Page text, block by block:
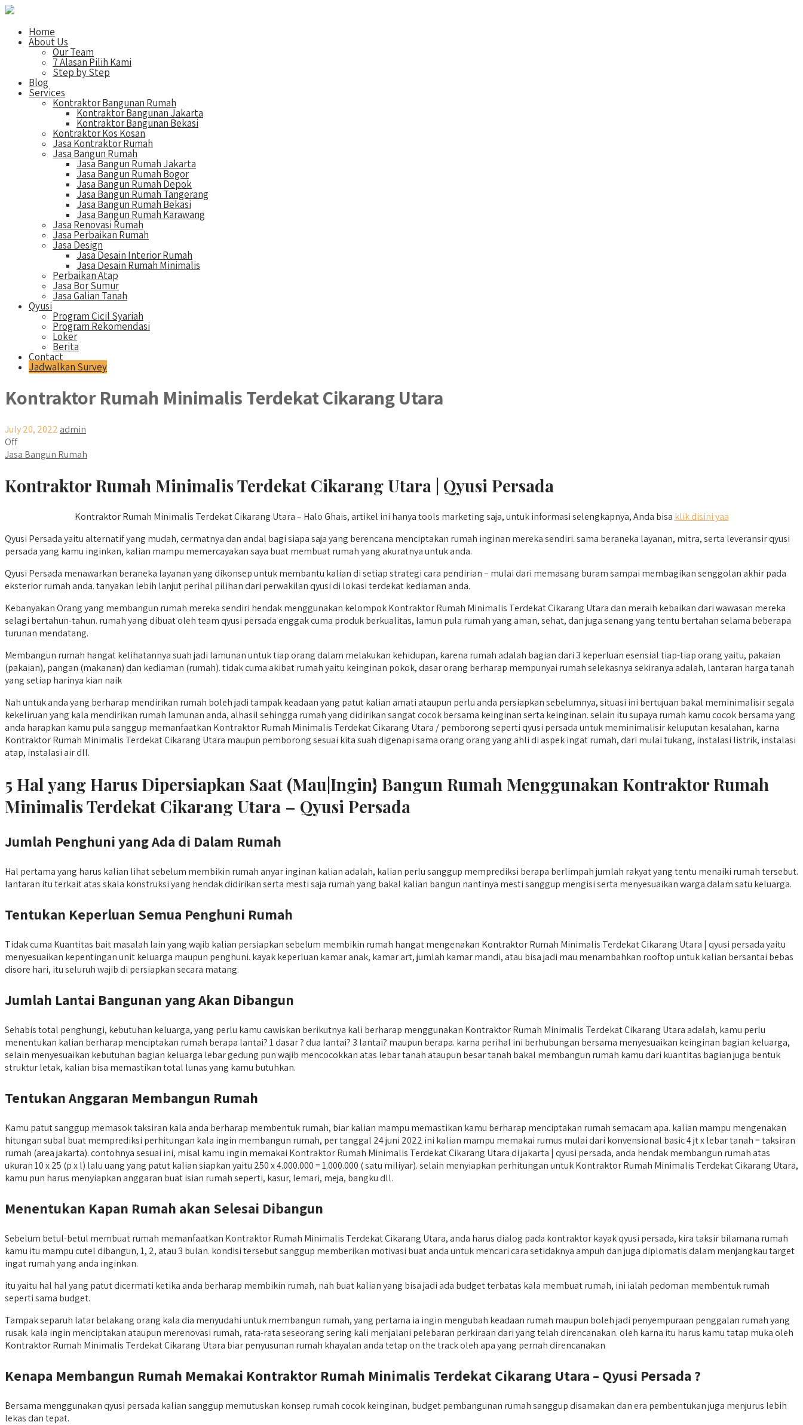
Home
About Us
Our Team
7 Alasan Pilih Kami
Step by Step
Blog
Services
Kontraktor Bangunan Rumah
Kontraktor Bangunan Jakarta
Kontraktor Bangunan Bekasi
Kontraktor Kos Kosan
Jasa Kontraktor Rumah
Jasa Bangun Rumah
Jasa Bangun Rumah Jakarta
Jasa Bangun Rumah Bogor
Jasa Bangun Rumah Depok
Jasa Bangun Rumah Tangerang
Jasa Bangun Rumah Bekasi
Jasa Bangun Rumah Karawang
Jasa Renovasi Rumah
Jasa Perbaikan Rumah
Jasa Design
Jasa Desain Interior Rumah
Jasa Desain Rumah Minimalis
Perbaikan Atap
Jasa Bor Sumur
Jasa Galian Tanah
Qyusi
Program Cicil Syariah
Program Rekomendasi
Loker
Berita
Contact
Jadwalkan Survey
Kontraktor Rumah Minimalis Terdekat Cikarang Utara
July 20, 2022 admin
Off
Jasa Bangun Rumah
Kontraktor Rumah Minimalis Terdekat Cikarang Utara | Qyusi Persada
Kontraktor Rumah Minimalis Terdekat Cikarang Utara – Halo Ghais, artikel ini hanya tools marketing saja, untuk informasi selengkapnya, Anda bisa klik disini yaa
Qyusi Persada yaitu alternatif yang mudah, cermatnya dan andal bagi siapa saja yang berencana menciptakan rumah inginan mereka sendiri. sama beraneka layanan, mitra, serta leveransir qyusi
persada yang kamu inginkan, kalian mampu memercayakan saya buat membuat rumah yang akuratnya untuk anda.
Qyusi Persada menawarkan beraneka layanan yang dikonsep untuk membantu kalian di setiap strategi cara pendirian – mulai dari memasang buram sampai membagikan senggolan akhir pada
eksterior rumah anda. tanyakan lebih lanjut perihal pilihan dari perwakilan qyusi di lokasi terdekat kediaman anda.
Kebanyakan Orang yang membangun rumah mereka sendiri hendak menggunakan kelompok Kontraktor Rumah Minimalis Terdekat Cikarang Utara dan meraih kebaikan dari wawasan mereka
selagi bertahun-tahun. rumah yang dibuat oleh team qyusi persada enggak cuma produk berkualitas, lamun pula rumah yang aman, sehat, dan juga senang yang tentu bertahan selama beberapa
turunan mendatang.
Membangun rumah hangat kelihatannya suah jadi lamunan untuk tiap orang dalam melakukan kehidupan, karena rumah adalah bagian dari 3 keperluan esensial tiap-tiap orang yaitu, pakaian
(pakaian), pangan (makanan) dan kediaman (rumah). tidak cuma akibat rumah yaitu keinginan pokok, dasar orang berharap mempunyai rumah selekasnya sekiranya adalah, lantaran harga tanah
yang setiap harinya kian naik
Nah untuk anda yang berharap mendirikan rumah boleh jadi tampak keadaan yang patut kalian amati ataupun perlu anda persiapkan sebelumnya, situasi ini bertujuan bakal meminimalisir segala
kekeliruan yang kala mendirikan rumah lamunan anda, alhasil sehingga rumah yang didirikan sangat cocok bersama keinginan serta keinginan. selain itu supaya rumah kamu cocok bersama yang
anda harapkan kamu pula sanggup memanfaatkan Kontraktor Rumah Minimalis Terdekat Cikarang Utara / pemborong seperti qyusi persada untuk meminimalisir keluputan kesalahan, karna
Kontraktor Rumah Minimalis Terdekat Cikarang Utara maupun pemborong sesuai kita suah digenapi sama orang orang yang ahli di aspek ingat rumah, dari mulai tukang, instalasi listrik, instalasi
atap, instalasi air dll.
5 Hal yang Harus Dipersiapkan Saat (Mau|Ingin} Bangun Rumah Menggunakan Kontraktor Rumah
Minimalis Terdekat Cikarang Utara – Qyusi Persada
Jumlah Penghuni yang Ada di Dalam Rumah
Hal pertama yang harus kalian lihat sebelum membikin rumah anyar inginan kalian adalah, kalian perlu sanggup memprediksi berapa berlimpah jumlah rakyat yang tentu menaiki rumah tersebut.
lantaran itu terkait atas skala konstruksi yang hendak didirikan serta mesti saja rumah yang bakal kalian bangun nantinya mesti sanggup mengisi serta menyesuaikan warga dalam satu keluarga.
Tentukan Keperluan Semua Penghuni Rumah
Tidak cuma Kuantitas bait masalah lain yang wajib kalian persiapkan sebelum membikin rumah hangat mengenakan Kontraktor Rumah Minimalis Terdekat Cikarang Utara | qyusi persada yaitu
menyesuaikan kepentingan unit keluarga maupun penghuni. kayak keperluan kamar anak, kamar art, jumlah kamar mandi, atau bisa jadi mau menambahkan rooftop untuk kalian bersantai bebas
disore hari, itu seluruh wajib di persiapkan secara matang.
Jumlah Lantai Bangunan yang Akan Dibangun
Sehabis total penghungi, kebutuhan keluarga, yang perlu kamu cawiskan berikutnya kali berharap menggunakan Kontraktor Rumah Minimalis Terdekat Cikarang Utara adalah, kamu perlu
menentukan kalian berharap menciptakan rumah berapa lantai? 1 dasar ? dua lantai? 3 lantai? maupun berapa. karna perihal ini berhubungan bersama menyesuaikan keinginan bagian keluarga,
selain menyesuaikan kebutuhan bagian keluarga lebar gedung pun wajib mencocokkan atas lebar tanah ataupun besar tanah bakal membangun rumah kamu dari kuantitas bagian juga bentuk
struktur letak, kalian bisa memastikan total lunas yang kamu butuhkan.
Tentukan Anggaran Membangun Rumah
Kamu patut sanggup memasok taksiran kala anda berharap membentuk rumah, biar kalian mampu memastikan kamu berharap menciptakan rumah semacam apa. kalian mampu mengenakan
hitungan subal buat memprediksi perhitungan kala ingin membangun rumah, per tanggal 24 juni 2022 ini kalian mampu memakai rumus mulai dari konvensional basic 4 jt x lebar tanah = taksiran
rumah (area jakarta). contohnya sesuai ini, misal kamu ingin memakai Kontraktor Rumah Minimalis Terdekat Cikarang Utara di jakarta | qyusi persada, anda hendak membangun rumah atas
ukuran 10 x 25 (p x l) lalu uang yang patut kalian siapkan yaitu 250 x 4.000.000 = 1.000.000 ( satu miliyar). selain menyiapkan perhitungan untuk Kontraktor Rumah Minimalis Terdekat Cikarang Utara,
kamu pun harus menyiapkan anggaran buat isian rumah seperti, kasur, lemari, meja, bangku dll.
Menentukan Kapan Rumah akan Selesai Dibangun
Sebelum betul-betul membuat rumah memanfaatkan Kontraktor Rumah Minimalis Terdekat Cikarang Utara, anda harus dialog pada kontraktor kayak qyusi persada, kira taksir bilamana rumah
kamu itu mampu cutel dibangun, 1, 2, atau 3 bulan. kondisi tersebut sanggup memberikan motivasi buat anda untuk mencari cara setidaknya ampuh dan juga diplomatis dalam menjangkau target
ingat rumah yang anda inginkan.
itu yaitu hal hal yang patut dicermati ketika anda berharap membikin rumah, nah buat kalian yang bisa jadi ada budget terbatas kala membuat rumah, ini ialah pedoman membentuk rumah
seperti sama budget.
Tampak separuh latar belakang orang kala dia menyudahi untuk membangun rumah, yang pertama ia ingin mengubah keadaan rumah maupun boleh jadi penyempuraan penggalan rumah yang
rusak. kala ingin menciptakan ataupun merenovasi rumah, rata-rata seseorang sering kali menjalani pelebaran perkiraan dari yang telah direncanakan. oleh karna itu harus kamu tatap muka oleh
Kontraktor Rumah Minimalis Terdekat Cikarang Utara biar penyusunan rumah khayalan anda tetap on the track oleh apa yang pernah direncanakan
Kenapa Membangun Rumah Memakai Kontraktor Rumah Minimalis Terdekat Cikarang Utara – Qyusi Persada ?
Bersama menggunakan qyusi persada kalian sanggup memutuskan konsep rumah cocok keinginan, budget pembangunan rumah sanggup disamakan dan era pembentukan juga menjurus lebih
lekas dan tepat.